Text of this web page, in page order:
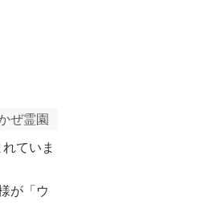
ぜ霊園
ていま
が「ウ